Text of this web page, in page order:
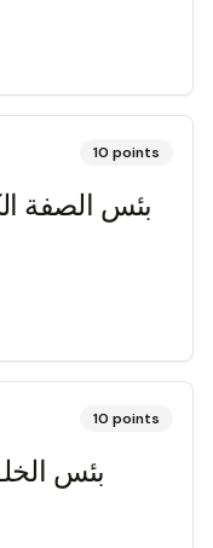
10 points
بئس الصفة
10 points
بئس